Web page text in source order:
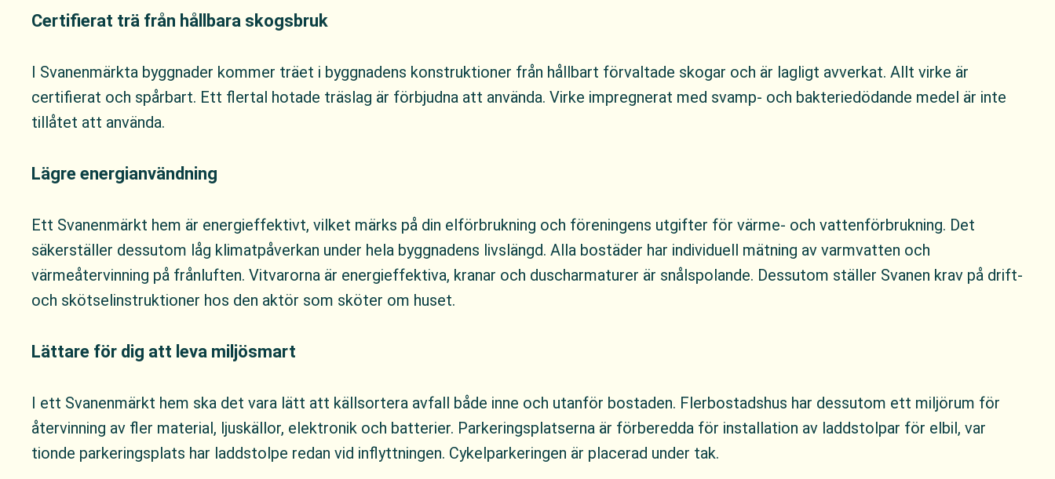
Certifierat trä från hållbara skogsbruk
I Svanenmärkta byggnader kommer träet i byggnadens konstruktioner från hållbart förvaltade skogar och är lagligt avverkat. Allt virke är
certifierat och spårbart. Ett flertal hotade träslag är förbjudna att använda. Virke impregnerat med svamp- och bakteriedödande medel är inte
tillåtet att använda.
Lägre energianvändning
Ett Svanenmärkt hem är energieffektivt, vilket märks på din elförbrukning och föreningens utgifter för värme- och vattenförbrukning. Det
säkerställer dessutom låg klimatpåverkan under hela byggnadens livslängd. Alla bostäder har individuell mätning av varmvatten och
värmeåtervinning på frånluften. Vitvarorna är energieffektiva, kranar och duscharmaturer är snålspolande. Dessutom ställer Svanen krav på drift‐
och skötselinstruktioner hos den aktör som sköter om huset.
Lättare för dig att leva miljösmart
I ett Svanenmärkt hem ska det vara lätt att källsortera avfall både inne och utanför bostaden. Flerbostadshus har dessutom ett miljörum för
återvinning av fler material, ljuskällor, elektronik och batterier. Parkeringsplatserna är förberedda för installation av laddstolpar för elbil, var
tionde parkeringsplats har laddstolpe redan vid inflyttningen. Cykelparkeringen är placerad under tak.